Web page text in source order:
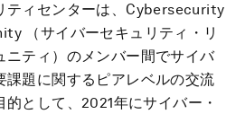
ティセンターは、Cybersecurity
（サイバーセキュリティ・リ
ニティ）のメンバー間でサイバ
課題に関するピアレベルの交流
として、2021年にサイバー・